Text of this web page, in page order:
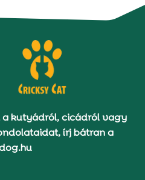
a kutyádról, cicádról vagy
írj bátran a